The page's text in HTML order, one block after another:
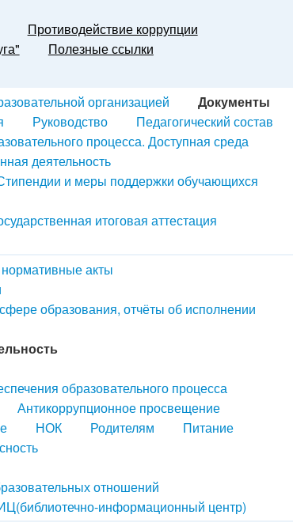
Противодействие коррупции
Полезные ссылки
организацией
Документы
Руководство
Педагогический состав
процесса. Доступная среда
деятельность
и меры поддержки обучающихся
итоговая аттестация
акты
образования, отчёты об исполнении
образовательного процесса
Антикоррупционное просвещение
НОК Родителям
Питание
отношений
информационный центр)